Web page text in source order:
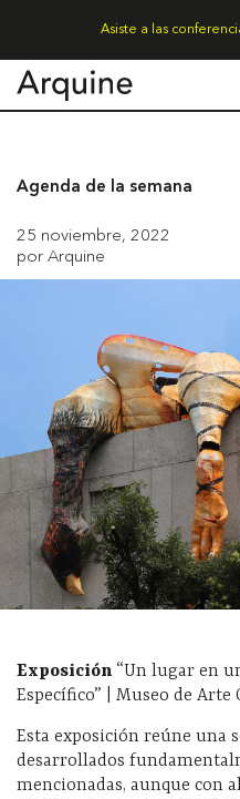
Asiste a las
Agenda de la semana
25 noviembre, 2022
por Arquine
Exposición “Un lugar en
Específico” | Museo de
Esta exposición reúne una
desarrollados
mencionadas, aunque con